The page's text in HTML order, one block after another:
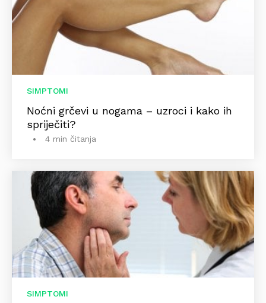
SIMPTOMI
Noćni grčevi u nogama – uzroci i kako ih
spriječiti?
4 min čitanja
SIMPTOMI